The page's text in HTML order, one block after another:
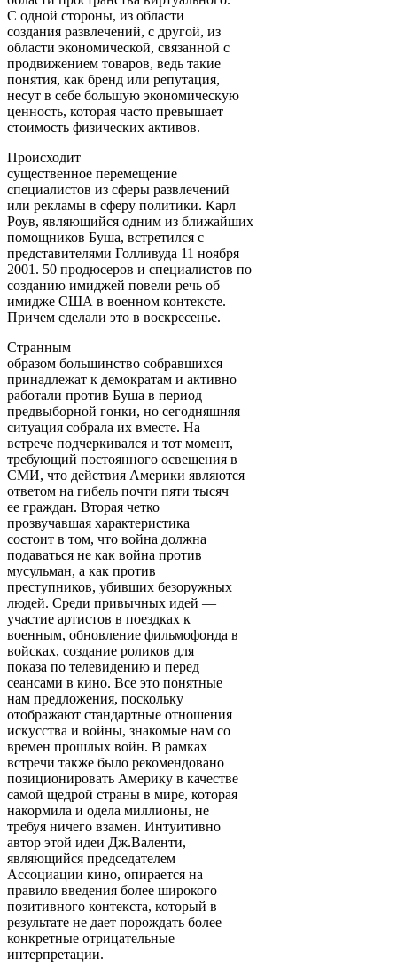
С одной стороны, из области
создания развлечений, с другой, из
области экономической, связанной с
продвижением товаров, ведь такие
понятия, как бренд или репутация,
несут в себе большую экономическую
ценность, которая часто превышает
стоимость физических активов.
Происходит
существенное перемещение
специалистов из сферы развлечений
или рекламы в сферу политики. Карл
Роув, являющийся одним из ближайших
помощников Буша, встретился с
представителями Голливуда 11 ноября
2001. 50 продюсеров и специалистов по
созданию имиджей повели речь об
имидже США в военном контексте.
Причем сделали это в воскресенье.
Странным
образом большинство собравшихся
принадлежат к демократам и активно
работали против Буша в период
предвыборной гонки, но сегодняшняя
ситуация собрала их вместе. На
встрече подчеркивался и тот момент,
требующий постоянного освещения в
СМИ, что действия Америки являются
ответом на гибель почти пяти тысяч
ее граждан. Вторая четко
прозвучавшая характеристика
состоит в том, что война должна
подаваться не как война против
мусульман, а как против
преступников, убивших безоружных
людей. Среди привычных идей —
участие артистов в поездках к
военным, обновление фильмофонда в
войсках, создание роликов для
показа по телевидению и перед
сеансами в кино. Все это понятные
нам предложения, поскольку
отображают стандартные отношения
искусства и войны, знакомые нам со
времен прошлых войн. В рамках
встречи также было рекомендовано
позиционировать Америку в качестве
самой щедрой страны в мире, которая
накормила и одела миллионы, не
требуя ничего взамен. Интуитивно
автор этой идеи Дж.Валенти,
являющийся председателем
Ассоциации кино, опирается на
правило введения более широкого
позитивного контекста, который в
результате не дает порождать более
конкретные отрицательные
интерпретации.